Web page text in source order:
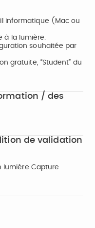
informatique (Mac ou
à la lumière.
souhaitée par
gratuite, “Student” du
/ des
de validation
lumière Capture